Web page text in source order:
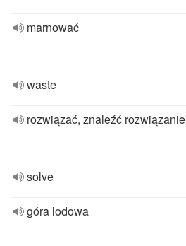
marnować
waste
rozwiązać, znaleźć rozwiązanie
solve
góra lodowa